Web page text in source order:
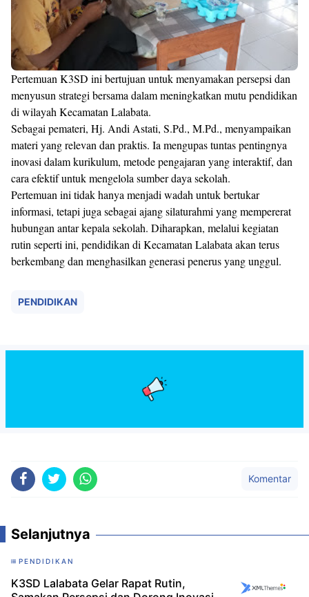
Pertemuan K3SD ini bertujuan untuk menyamakan persepsi dan
menyusun strategi bersama dalam meningkatkan mutu pendidikan
di wilayah Kecamatan Lalabata.
Sebagai pemateri, Hj. Andi Astati, S.Pd., M.Pd., menyampaikan
materi yang relevan dan praktis. Ia mengupas tuntas pentingnya
inovasi dalam kurikulum, metode pengajaran yang interaktif, dan
cara efektif untuk mengelola sumber daya sekolah.
Pertemuan ini tidak hanya menjadi wadah untuk bertukar
informasi, tetapi juga sebagai ajang silaturahmi yang mempererat
hubungan antar kepala sekolah. Diharapkan, melalui kegiatan
rutin seperti ini, pendidikan di Kecamatan Lalabata akan terus
berkembang dan menghasilkan generasi penerus yang unggul.
PENDIDIKAN
Komentar
Selanjutnya
PENDIDIKAN
K3SD Lalabata Gelar Rapat Rutin,